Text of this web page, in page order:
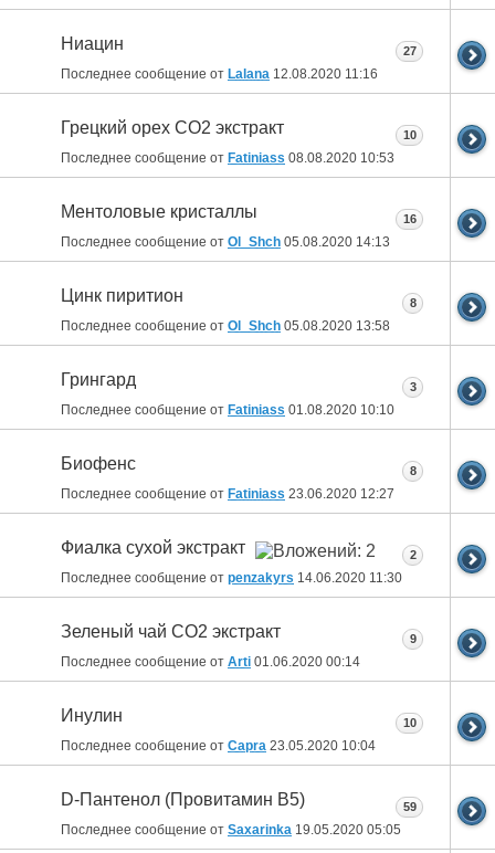
Ниацин
Последнее сообщение от Lalana 12.08.2020 11:16
27
Грецкий орех СО2 экстракт
Последнее сообщение от Fatiniass 08.08.2020 10:53
10
Ментоловые кристаллы
Последнее сообщение от Ol_Shch 05.08.2020 14:13
16
Цинк пиритион
Последнее сообщение от Ol_Shch 05.08.2020 13:58
8
Грингард
Последнее сообщение от Fatiniass 01.08.2020 10:10
3
Биофенс
Последнее сообщение от Fatiniass 23.06.2020 12:27
8
Фиалка сухой экстракт
Последнее сообщение от penzakyrs 14.06.2020 11:30
2
Зеленый чай СО2 экстракт
Последнее сообщение от Arti 01.06.2020 00:14
9
Инулин
Последнее сообщение от Capra 23.05.2020 10:04
10
D-Пантенол (Провитамин B5)
Последнее сообщение от Saxarinka 19.05.2020 05:05
59